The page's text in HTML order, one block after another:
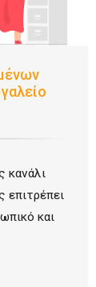
κανάλι
επιτρέπει
και